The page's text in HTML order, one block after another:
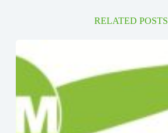
RELATED POSTS